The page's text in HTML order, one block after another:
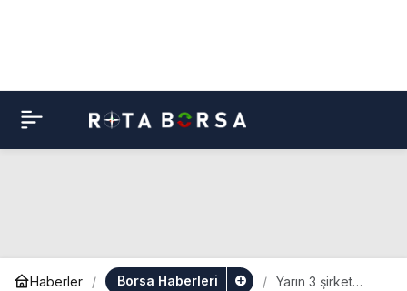
Haberler Borsa Haberleri
Yarın 3 şirket